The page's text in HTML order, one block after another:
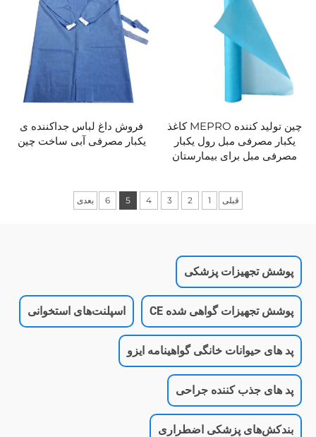
چین تولید کننده MEPRO کاغذ
یکبار مصرفی مبل رول یکبار
مصرفی مبل برای بیمارستان
فروش داغ لباس جداکننده ی
یکبار مصرفی آبی ساخت چین
قبلی 1
2
3
4
5
6 بعدی
پوشش تجهیزات پزشکی
پوشش تجهیزات گواهی شده CE اسپلنت‌های استخوانی
پد های حیوانات خانگی گواهینامه ایزو
پد های جذب کننده جراحی
بندکش‌های پزشکی اضطراری